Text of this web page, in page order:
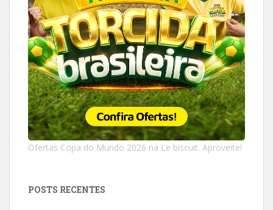
Ofertas Copa do Mundo 2026 na Le biscuit. Aproveite!
POSTS RECENTES